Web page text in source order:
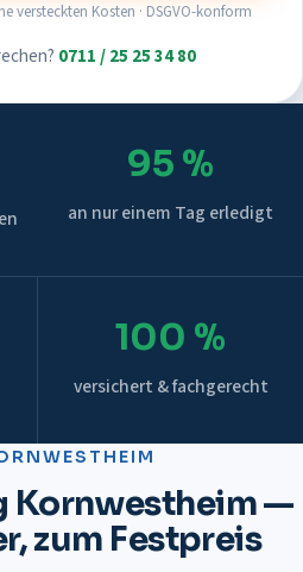
versteckten Kosten · DSGVO-konform
0711 / 25 25 34 80
95 %
an nur einem Tag erledigt
100 %
versichert & fachgerecht
Kornwestheim —
zum Festpreis